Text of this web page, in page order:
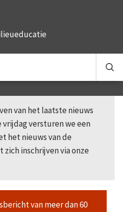
van het laatste nieuws
vrijdag versturen we een
het nieuws van de
inschrijven via onze
van meer dan 60